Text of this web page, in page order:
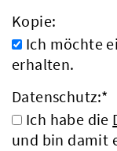
Kopie:
Ich möchte
erhalten.
Datenschutz:*
Ich habe die
und bin damit